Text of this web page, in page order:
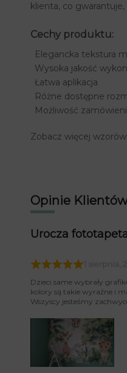
klienta, co
Cechy produktu:
Elegancka tekstura
Wysoka jakość
Łatwa aplikacja
Różne dostępne
Możliwość
Zobacz więcej
Opinie
Urocza
1 sierpnia,
Dzieci same wybrały
kolory są takie wyraźne i
Wszyscy jesteśmy